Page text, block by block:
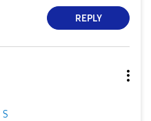
REPLY
جالاكسى S